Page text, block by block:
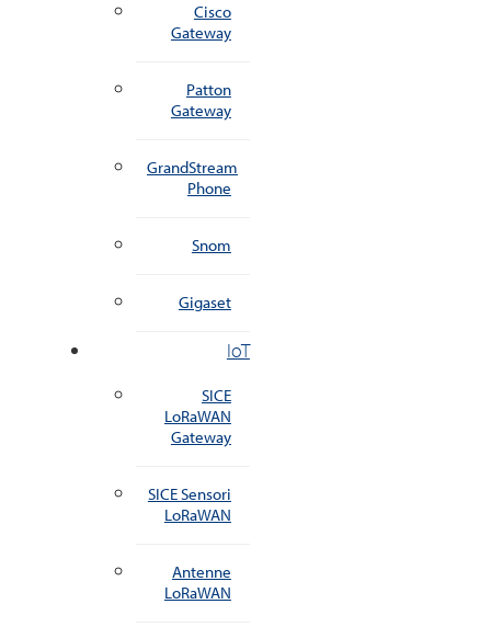
Cisco
Gateway
Patton
Gateway
GrandStream
Phone
Snom
Gigaset
IoT
SICE
LoRaWAN
Gateway
SICE Sensori
LoRaWAN
Antenne
LoRaWAN